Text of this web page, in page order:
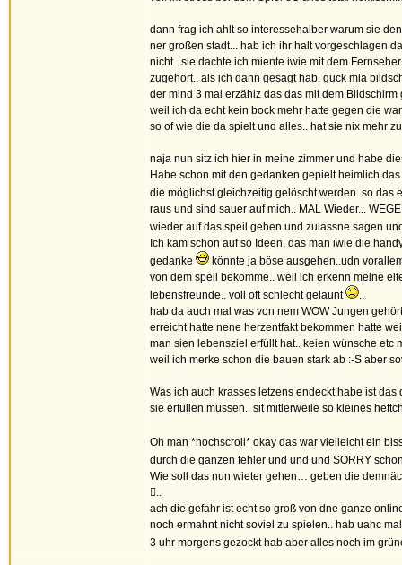
dann frag ich ahlt so interessehalber warum sie
ner großen stadt... hab ich ihr halt vorgeschlagen
nicht.. sie dachte ich miente iwie mit dem
zugehört.. als ich dann gesagt hab. guck mla
der mind 3 mal erzählz das das mit dem
weil ich da echt kein bock mehr hatte gegen die
so of wie die da spielt und alles.. hat sie nix mehr
naja nun sitz ich hier in meine zimmer und habe
Habe schon mit den gedanken gepielt heimlich
die möglichst gleichzeitig gelöscht werden. so das
raus und sind sauer auf mich.. MAL Wieder...
wieder auf das speil gehen und zulassne sagen
Ich kam schon auf so Ideen, das man iwie die
gedanke
könnte ja böse ausgehen..udn
von dem speil bekomme.. weil ich erkenn meine
lebensfreunde.. voll oft schlecht gelaunt
..
hab da auch mal was von nem WOW Jungen
erreicht hatte nene herzentfakt bekommen hatte
man sien lebensziel erfüllt hat.. keien wünsche etc
weil ich merke schon die bauen stark ab :-S aber
Was ich auch krasses letzens endeckt habe ist
sie erfüllen müssen.. sit mitlerweile so kleines
Oh man *hochscroll* okay das war vielleicht ein
durch die ganzen fehler und und und SORRY
Wie soll das nun wieter gehen… geben die
..
ach die gefahr ist echt so groß von dne ganze
noch ermahnt nicht soviel zu spielen.. hab uahc
3 uhr morgens gezockt hab aber alles noch im